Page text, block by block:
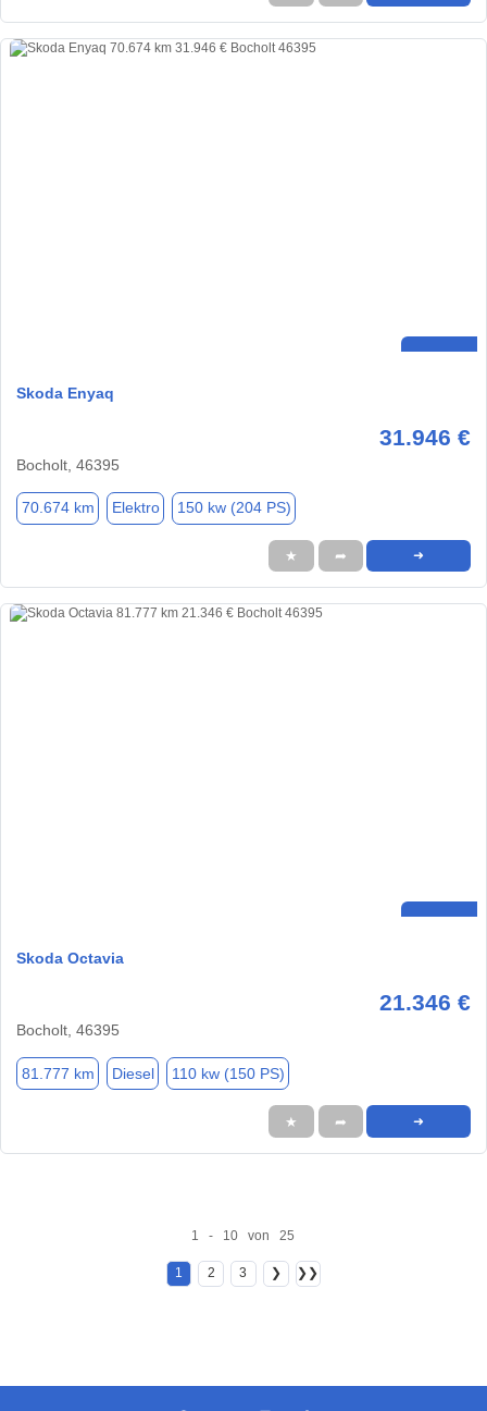
Skoda Enyaq
31.946 €
Bocholt, 46395
70.674 km Elektro 150 kw (204 PS)
★ ➦ ➜
Skoda Octavia
21.346 €
Bocholt, 46395
81.777 km Diesel 110 kw (150 PS)
★ ➦ ➜
1 - 10 von 25
1 2 3 ❯ ❯❯